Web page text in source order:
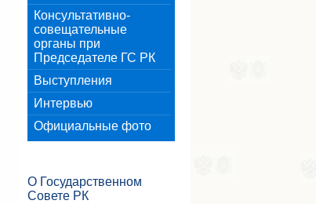
Консультативно-
совещательные
органы при
Председателе ГС РК
Выступления
Интервью
Официальные фото
О Государственном
Совете РК